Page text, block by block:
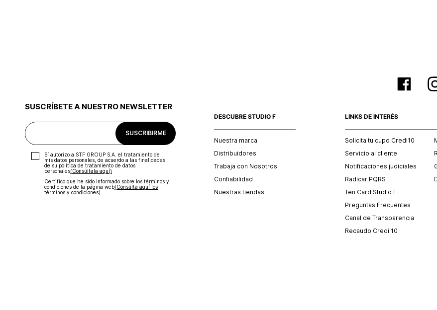
SUSCRÍBETE A NUESTRO NEWSLETTER
SUSCRIBIRME
Sí autorizo a STF GROUP S.A. el tratamiento de
mis datos personales, de acuerdo a las finalidades
de su política de tratamiento de datos
personales‎(Consúltala aquí)
Certifico que he sido informado sobre los términos y
condiciones de la página web‎(Consúlta aquí los
términos y condiciones)
DESCUBRE STUDIO F
Nuestra marca
Distribuidores
Trabaja con Nosotros
Confiabilidad
Nuestras tiendas
LINKS DE INTERÉS
Solicita tu cupo Credi10
Servicio al cliente
Notificaciones judiciales
Radicar PQRS
Ten Card Studio F
Preguntas Frecuentes
Canal de Transparencia
Recaudo Credi 10